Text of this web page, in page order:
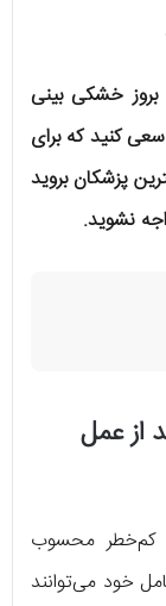
بروز خشکی بینی
کنید که برای
پزشکان بروید
نشوید.
از عمل
کم‌خطر محسوب
خود می‌توانند